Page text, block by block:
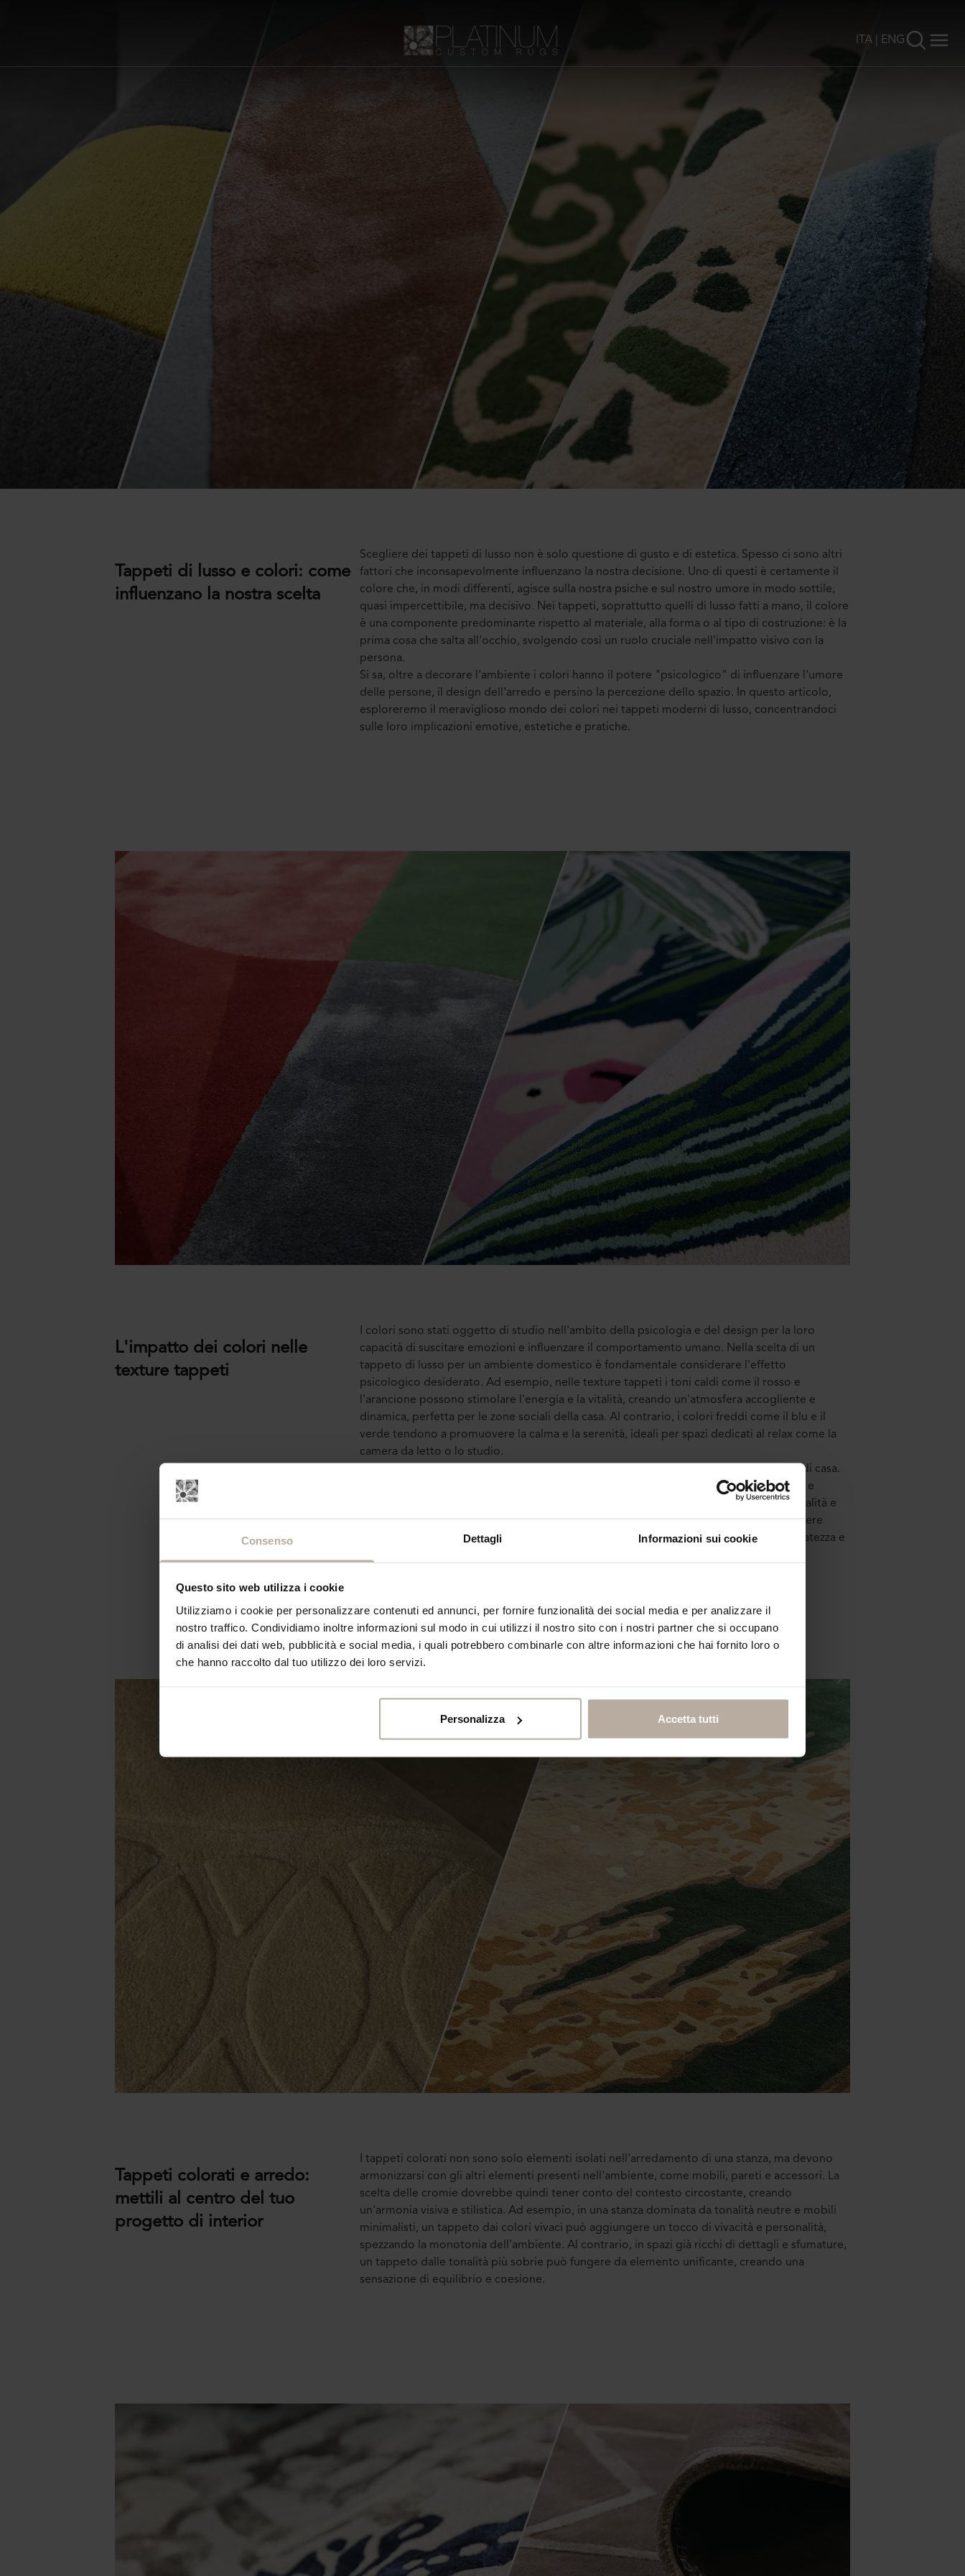
Consenso Dettagli Informazioni sui cookie
Questo sito web utilizza i cookie
Utilizziamo i cookie per personalizzare contenuti ed annunci, per fornire funzionalità dei social media e per analizzare il
nostro traffico. Condividiamo inoltre informazioni sul modo in cui utilizzi il nostro sito con i nostri partner che si occupano
di analisi dei dati web, pubblicità e social media, i quali potrebbero combinarle con altre informazioni che hai fornito loro o
che hanno raccolto dal tuo utilizzo dei loro servizi.
Personalizza Accetta tutti
ITA ENG
Tappeti di lusso e colori: come
influenzano la nostra scelta
Scegliere dei tappeti di lusso non è solo questione di gusto e di estetica. Spesso ci sono altri
fattori che inconsapevolmente influenzano la nostra decisione. Uno di questi è certamente il
colore che, in modi differenti, agisce sulla nostra psiche e sul nostro umore in modo sottile,
quasi impercettibile, ma decisivo. Nei tappeti, soprattutto quelli di lusso fatti a mano, il colore
è una componente predominante rispetto al materiale, alla forma o al tipo di costruzione: è la
prima cosa che salta all'occhio, svolgendo così un ruolo cruciale nell'impatto visivo con la
persona.
Si sa, oltre a decorare l'ambiente i colori hanno il potere "psicologico" di influenzare l'umore
delle persone, il design dell'arredo e persino la percezione dello spazio. In questo articolo,
esploreremo il meraviglioso mondo dei colori nei tappeti moderni di lusso, concentrandoci
sulle loro implicazioni emotive, estetiche e pratiche.
L'impatto dei colori nelle
texture tappeti
I colori sono stati oggetto di studio nell'ambito della psicologia e del design per la loro
capacità di suscitare emozioni e influenzare il comportamento umano. Nella scelta di un
tappeto di lusso per un ambiente domestico è fondamentale considerare l'effetto
psicologico desiderato. Ad esempio, nelle texture tappeti i toni caldi come il rosso e
l'arancione possono stimolare l'energia e la vitalità, creando un'atmosfera accogliente e
dinamica, perfetta per le zone sociali della casa. Al contrario, i colori freddi come il blu e il
verde tendono a promuovere la calma e la serenità, ideali per spazi dedicati al relax come la
camera da letto o lo studio.
La scelta del colore può anche riflettere la personalità e lo stile di vita dei proprietari di casa.
Le persone più audaci e creative potrebbero optare per tappeti lusso dai colori vivaci e
accesi, che fungono da punto focale nell'ambiente e trasmettono un senso di individualità e
originalità. D'altra parte, colori più sobri e neutri come il beige o il grigio possono essere
scelti da chi predilige uno stile più classico ed elegante, ma senza rinunciare alla raffinatezza e
Tappeti colorati e arredo:
mettili al centro del tuo
progetto di interior
I tappeti colorati non sono solo elementi isolati nell'arredamento di una stanza, ma devono
armonizzarsi con gli altri elementi presenti nell'ambiente, come mobili, pareti e accessori. La
scelta delle cromie dovrebbe quindi tener conto del contesto circostante, creando
un'armonia visiva e stilistica. Ad esempio, in una stanza dominata da tonalità neutre e mobili
minimalisti, un tappeto dai colori vivaci può aggiungere un tocco di vivacità e personalità,
spezzando la monotonia dell'ambiente. Al contrario, in spazi già ricchi di dettagli e sfumature,
un tappeto dalle tonalità più sobrie può fungere da elemento unificante, creando una
sensazione di equilibrio e coesione.